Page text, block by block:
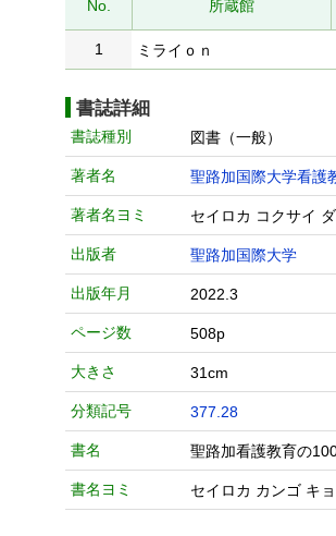
No. 所蔵館
1 ミライｏｎ
書誌詳細
書誌種別 図書（一般）
著者名 聖路加国際大学看護
著者名ヨミ セイロカ コクサイ
出版者 聖路加国際大学
出版年月 2022.3
ページ数 508p
大きさ 31cm
分類記号 377.28
書名 聖路加看護教育の
書名ヨミ セイロカ カンゴ キ